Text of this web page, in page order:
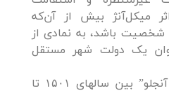
میکل‌آنژ بیش از آن‌که
باشد، به نمادی از
یک دولت شهر مستقل
تاریخ، از تلاش “مایکل آنجلو” بین سالهای ۱۵۰۱ تا